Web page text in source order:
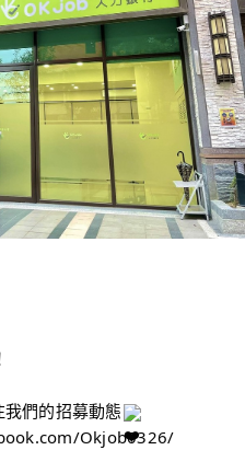
們的招募動態
Okjob0326/